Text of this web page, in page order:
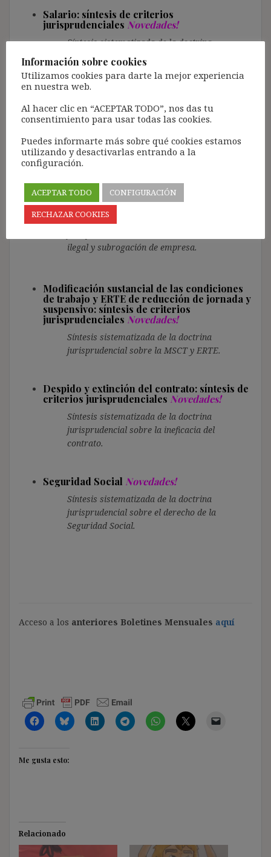
Salario: síntesis de criterios
jurisprudenciales Novedades!
Síntesis sistematizada de la doctrina
jurisprudencial sobre el salario.
Tiempo de trabajo y descanso: síntesis de
criterios jurisprudenciales Novedades!
Síntesis sistematizada de la doctrina
jurisprudencial sobre el tiempo de trabajo y el
descanso.
Contratas, cesión ilegal y subrogación de
empresaNovedades!
Síntesis sistematizada de la doctrina
ilegal y subrogación de empresa.
Modificación sustancial de las condiciones
de trabajo y ERTE de reducción de jornada y
suspensivo: síntesis de criterios
jurisprudenciales Novedades!
Síntesis sistematizada de la doctrina
jurisprudencial sobre la MSCT y ERTE.
Despido y extinción del contrato: síntesis de
criterios jurisprudenciales Novedades!
Síntesis sistematizada de la doctrina
jurisprudencial sobre la ineficacia del
contrato.
Seguridad Social Novedades!
Síntesis sistematizada de la doctrina
jurisprudencial sobre el derecho de la
Seguridad Social.
Acceso a los anteriores Boletines Mensuales aquí
Me gusta esto:
Relacionado
Información sobre cookies
Utilizamos cookies para darte la mejor experiencia
en nuestra web.
Al hacer clic en “ACEPTAR TODO”, nos das tu
consentimiento para usar todas las cookies.
Puedes informarte más sobre qué cookies estamos
utilizando y desactivarlas entrando a la
configuración.
ACEPTAR TODO
CONFIGURACIÓN
RECHAZAR COOKIES